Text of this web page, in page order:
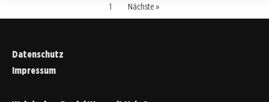
1 Nächste »
Datenschutz
Impressum